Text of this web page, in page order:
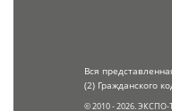
Вся
(2) Гражданского
© 2010 - 2026.